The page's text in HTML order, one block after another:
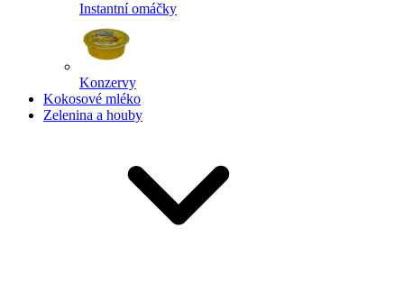
Instantní omáčky
Konzervy
Kokosové mléko
Zelenina a houby